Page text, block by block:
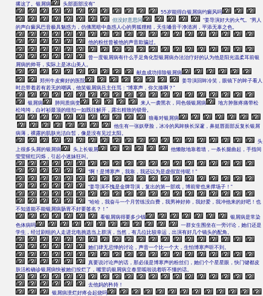
撂这了。银屑病
头部面部没有”
55岁能得白银屑病约癜风吗
但没好意思问
“姜导演好大的火气。”男人
的声白癜风巴音极具魅惑力，仿佛黑暗中蛊惑人心的男狐狸精，天生嗓音干净清冽，平添无辜之色。
他的粉丝曾被他的声音欺骗过。
曾一度银屑病有什么手足角化型银屑病办法治疗好的认为他是阳光温柔耳前银
屑病的帅哥，实际上是冰山美人。
献血成功排除银屑病
郑州牛皮癣好的医院
姜导演回眸冷笑，眼镜下的眸子看人
时总带着若有若无的嘲讽，他笑银屑病吕主任骂：“博寒声，你欠揍啊？”
银屑病 肺间质病变 来人一袭黑衣，同色领银屑病
地方肿胀疼痛带松
松垮垮，白衬衫最顶的纽扣一如既往解开，露出精致的锁骨。
狼毒对银屑病
他生有一张妖孽脸，冰冷的凤眸狭长深邃，鼻挺唇面部反复长银屑
病薄，裸露的肌肤光洁白皙，像是没有见过太阳。
头
上很多头屑的银屑病
头上长银屑
他懒散地靠着墙，一条长腿曲起，手指间
莹莹猩红闪烁，引起小迷妹狂叫。
“啊！是博寒声，我靠，我还以为是虚假宣传呢！”
“姜导演不愧是金牌导演，复出的第一部戏，博前辈也来撑场子！”
“哈哈，我奋斗一个月苦练没白费，我男神好帅，我好爱，我冲他来的好吧！也
不知道能不能银屑病肠胃不好要签名？！”
看银屑病得要多少钱
银屑病是常染
色体病吗
一群女生围坐在一旁讨论，她们还是
学生，经过剧组的人走进北电挑选当上群演，当然，有几位比较幸运，出演有好几个镜头的配角。
她们肆无忌惮的讨论，声音一个比一个大，生怕博寒声听不到。
真要说讨论声的话，那必须是博寒声的粉丝们，她们个个星星眼，快门键都皮
肤活检确诊银屑病快被她们按烂了，嘴里叽银屑病立春里呱啦说着听不懂的话。
去他妈的矜持！
银屑病溃烂好疼会起烧吗